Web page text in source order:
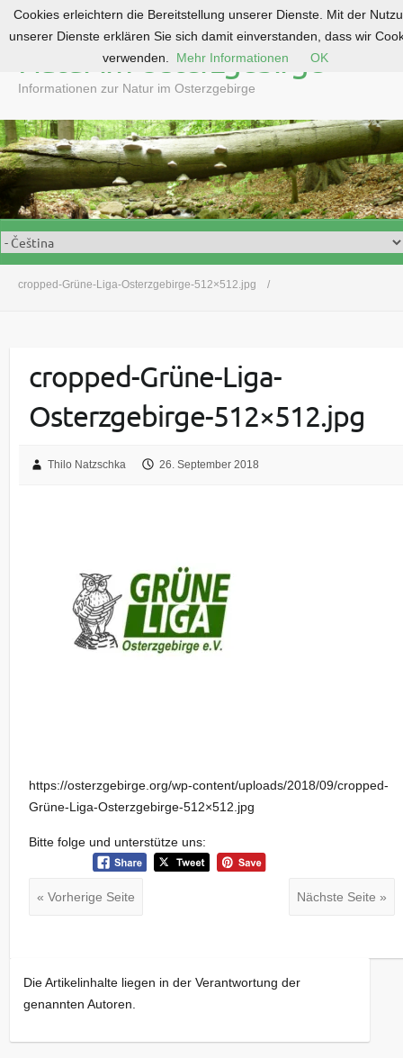
o
c
o
t
e
n
Natur im Osterzgebirge
Informationen zur Natur im Osterzgebirge
cropped-Grüne-Liga-Osterzgebirge-512×512.jpg
cropped-Grüne-Liga-
Osterzgebirge-512×512.jpg
Thilo Natzschka 26. September 2018
https://osterzgebirge.org/wp-content/uploads/2018/09/cropped-
Grüne-Liga-Osterzgebirge-512×512.jpg
Bitte folge und unterstütze uns:
« Vorherige Seite Nächste Seite »
Die Artikelinhalte liegen in der Verantwortung der
genannten Autoren.
Cookies erleichtern die Bereitstellung unserer Dienste. Mit der
unserer Dienste erklären Sie sich damit einverstanden, dass wir
verwenden.
Mehr Informationen OK